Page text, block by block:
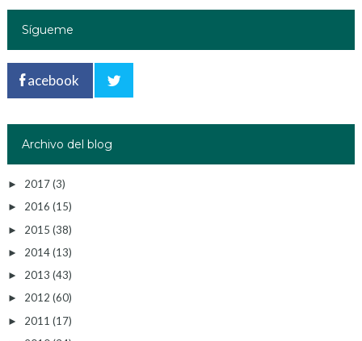
Sígueme
acebook
Archivo del blog
► 2017(3)
► 2016 (15)
► 2015 (38)
► 2014(13)
► 2013 (43)
► 2012 (60)
► 2011 (17)